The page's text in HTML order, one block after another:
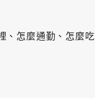
、怎麼通勤、怎麼吃